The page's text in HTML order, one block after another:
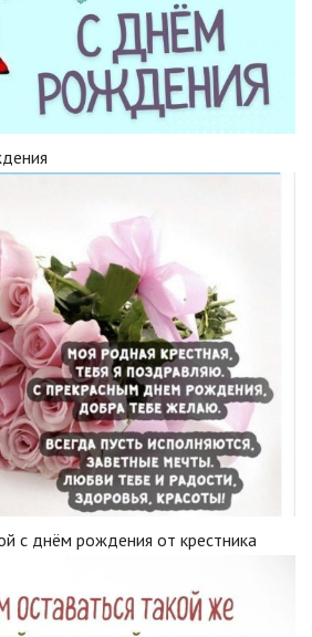
с днём рождения от крестника